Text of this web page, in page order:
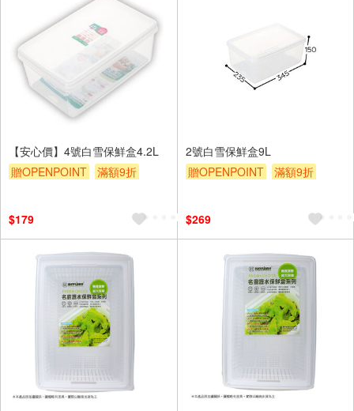
【安心價】4號白雪保鮮盒4.2L
贈OPENPOINT
滿額9折
$179
2號白雪保鮮盒9L
贈OPENPOINT
滿額9折
$269